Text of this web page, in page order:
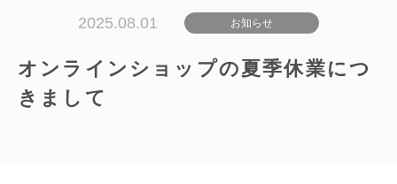
2025.08.01 お知らせ
オンラインショップの夏季休業につ
きまして